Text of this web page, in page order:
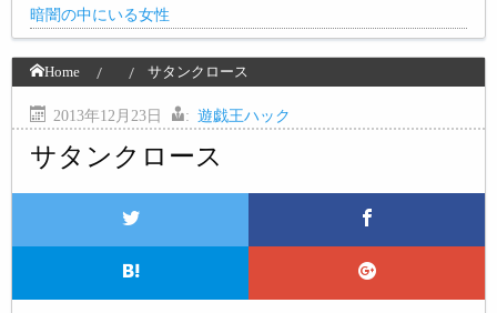
暗闇の中にいる女性
Home サタンクロース
2013年12月23日 : 遊戯王ハック
サタンクロース